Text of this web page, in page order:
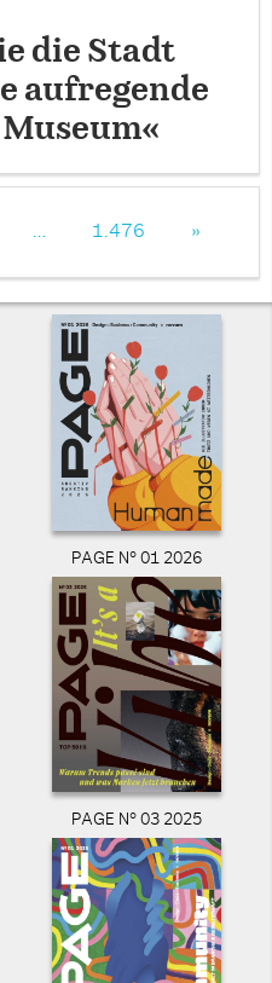
die Stadt
aufregende
… 1.476 »
PAGE N° 01 2026
PAGE N° 03 2025